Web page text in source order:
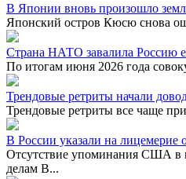
В Японии вновь произошло
Японский остров Кюсю снова
Страна НАТО завалила Россию
По итогам июня 2026 года
Трендовые ретриты начали
Трендовые ретриты все чаще
В России указали на лицемерие
Отсутствие упоминания США в
делам В...